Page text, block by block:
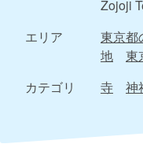
Zojoji
エリア
東京都
地
東
カテゴリ
寺 神